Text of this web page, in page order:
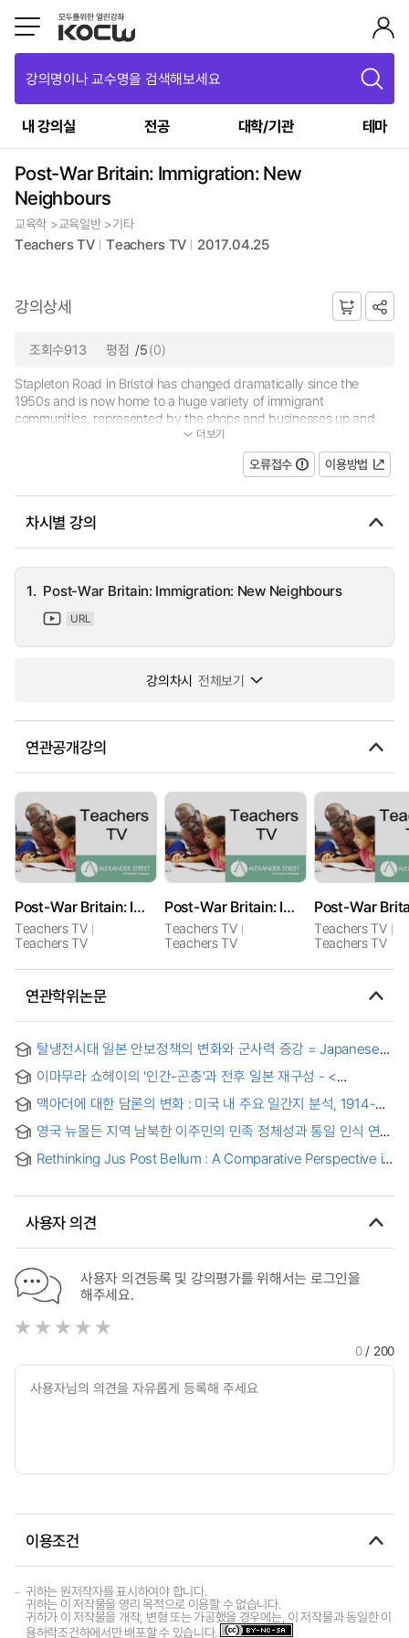
강의명이나 교수명을 검색해보세요
내 강의실 전공 대학/기관 테마
Post-War Britain: Immigration: New
Neighbours
교육학 >교육일반 >기타
Teachers TV Teachers TV 2017.04.25
강의상세
조회수913 평점 /5(0)
Stapleton Road in Bristol has changed dramatically since the
1950s and is now home to a huge variety of immigrant
communities, represented by the shops and businesses up and
down the road. This Lesson Starter clip visits some of the shops...
더보기
오류접수 이용방법
차시별 강의
1. Post-War Britain: Immigration: New Neighbours
URL
강의차시 전체보기
연관공개강의
Post-War Britain: Immigration: The Immigrantâ€™s Story
Teachers TV
Teachers TV
Post-War Britain: Immigration: Changing Churches
Teachers TV
Teachers TV
Teachers TV
Teachers TV
연관학위논문
탈냉전시대 일본 안보정책의 변화와 군사력 증강 = Japanese
security policy and military reinforcement in The Post-cold
War Era
이마무라 쇼헤이의 '인간-곤충'과 전후 일본 재구성 - <
일본곤충기>와 <복수는 나의 것>을 중심으로 - = Human-
Insect in Shohei Imamura’s and Reconstruction of Post-
war Japan: Focusing on The Insect Woman and
Vengeance Is Mine
맥아더에 대한 담론의 변화 : 미국 내 주요 일간지 분석, 1914-
1964
영국 뉴몰든 지역 남북한 이주민의 민족 정체성과 통일 인식 연구
Perception of South and North Koreans in New Malden,
Rethinking Jus Post Bellum : A Comparative Perspective in
맥락에서의 비교적 관점
사용자 의견
사용자 의견등록 및 강의평가를 위해서는 로그인을
해주세요.
0/ 200
이용조건
귀하는 원저작자를 표시하여야 합니다.
귀하는 이 저작물을 영리 목적으로 이용할 수 없습니다.
귀하가 이 저작물을 개작, 변형 또는 가공했을 경우에는, 이 저작물과 동일한 이
용허락조건하에서만 배포할 수 있습니다.